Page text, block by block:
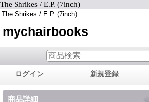
The Shrikes / E.P. (7inch)
The Shrikes / E.P. (7inch)
mychairbooks
ログイン 新規登録
商品詳細